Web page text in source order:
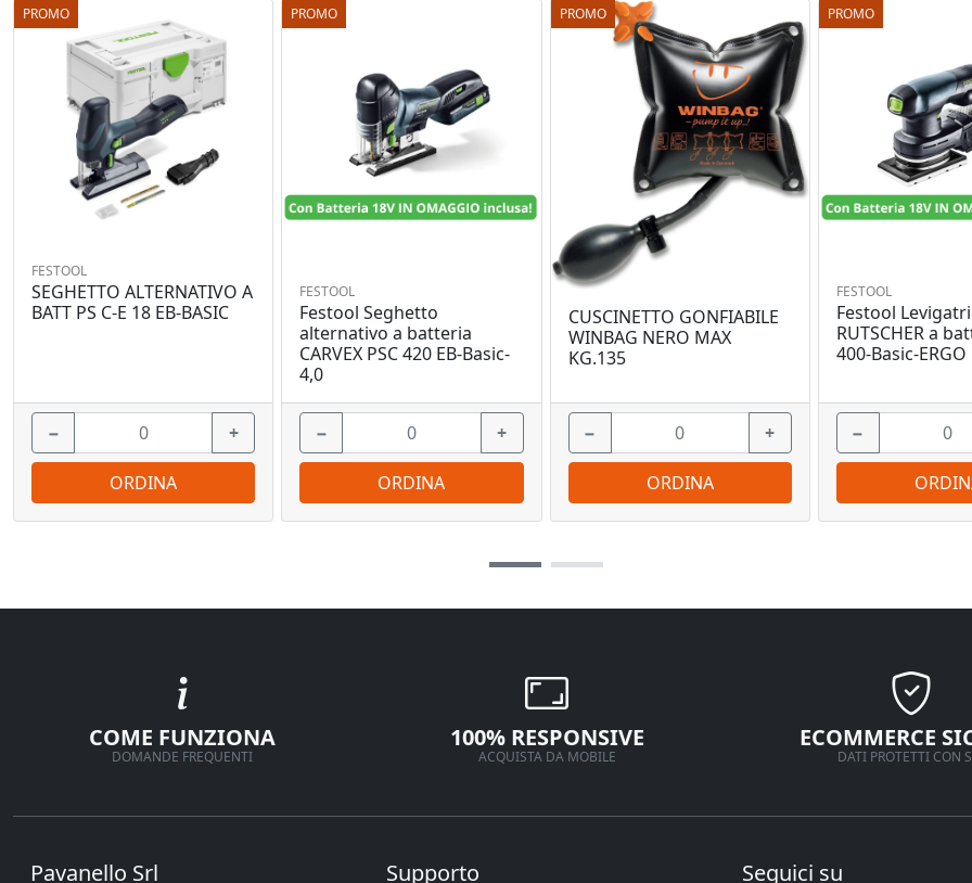
PROMO
FESTOOL
SEGHETTO ALTERNATIVO A
BATT PS C-E 18 EB-BASIC
− +
ORDINA
PROMO
FESTOOL
Festool Seghetto
alternativo a batteria
CARVEX PSC 420 EB-Basic-
4,0
− +
ORDINA
PROMO
CUSCINETTO GONFIABILE
WINBAG NERO MAX
KG.135
− +
ORDINA
PROMO
FESTOOL
Festool
RUTSCHER a
400-Basic-ERGO
−
COME FUNZIONA
DOMANDE FREQUENTI
100% RESPONSIVE
ACQUISTA DA MOBILE
ECOMMERCE
DATI PROTETTI CON
Pavanello Srl Supporto Seguici su